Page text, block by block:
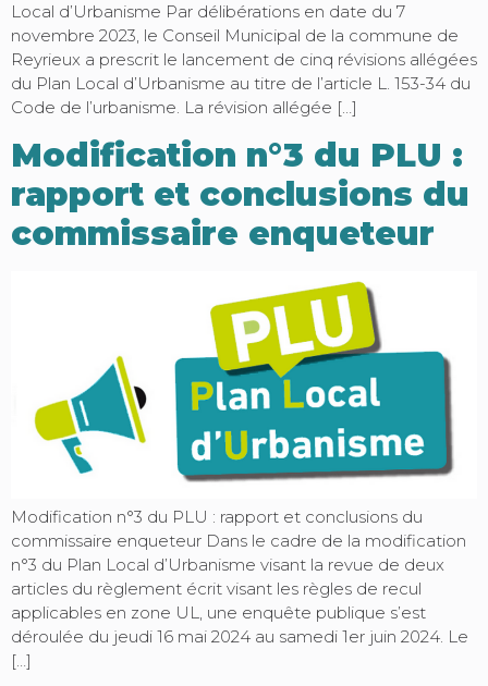
Local d’Urbanisme Par délibérations en date du 7
novembre 2023, le Conseil Municipal de la commune de
Reyrieux a prescrit le lancement de cinq révisions allégées
du Plan Local d’Urbanisme au titre de l’article L. 153-34 du
Code de l’urbanisme. La révision allégée […]
Modification n°3 du PLU :
rapport et conclusions du
commissaire enqueteur
Modification n°3 du PLU : rapport et conclusions du
commissaire enqueteur Dans le cadre de la modification
n°3 du Plan Local d’Urbanisme visant la revue de deux
articles du règlement écrit visant les règles de recul
applicables en zone UL, une enquête publique s’est
déroulée du jeudi 16 mai 2024 au samedi 1er juin 2024. Le
[…]